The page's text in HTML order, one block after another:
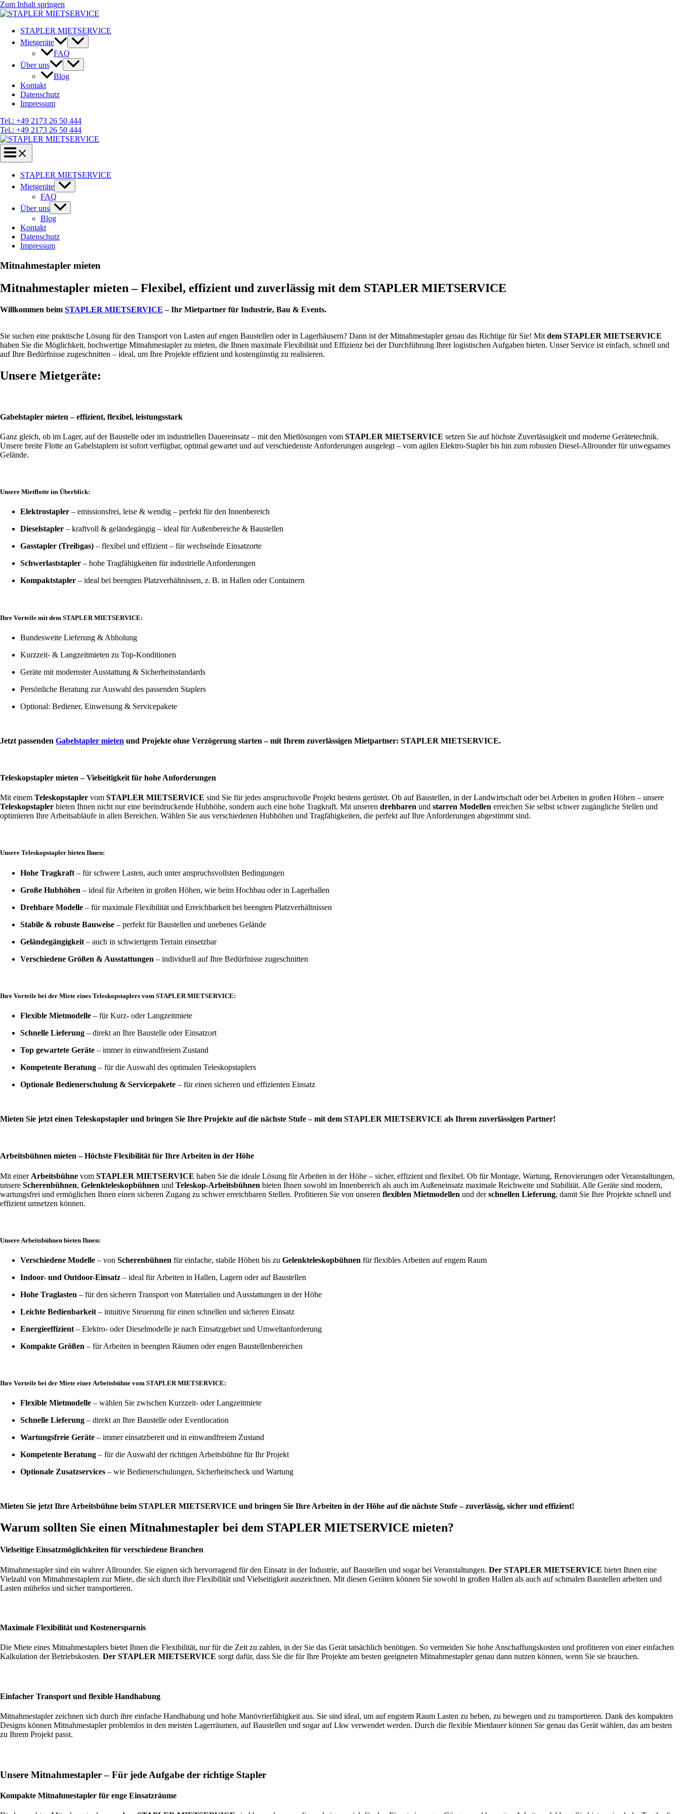
Zum Inhalt springen
STAPLER MIETSERVICE
Mietgeräte
FAQ
Über uns
Blog
Kontakt
Datenschutz
Impressum
Tel.: +49 2173 26 50 444
Tel.: +49 2173 26 50 444
STAPLER MIETSERVICE
Mietgeräte
FAQ
Über uns
Blog
Kontakt
Datenschutz
Impressum
Mitnahmestapler mieten
Mitnahmestapler mieten – Flexibel, effizient und zuverlässig mit dem STAPLER MIETSERVICE
Willkommen beim STAPLER MIETSERVICE – Ihr Mietpartner für Industrie, Bau & Events.
Sie suchen eine praktische Lösung für den Transport von Lasten auf engen Baustellen oder in Lagerhäusern? Dann ist der Mitnahmestapler genau das Richtige für Sie! Mit dem STAPLER MIETSERVICE
haben Sie die Möglichkeit, hochwertige Mitnahmestapler zu mieten, die Ihnen maximale Flexibilität und Effizienz bei der Durchführung Ihrer logistischen Aufgaben bieten. Unser Service ist einfach, schnell und
auf Ihre Bedürfnisse zugeschnitten – ideal, um Ihre Projekte effizient und kostengünstig zu realisieren.
Unsere Mietgeräte:
Gabelstapler mieten – effizient, flexibel, leistungsstark
Ganz gleich, ob im Lager, auf der Baustelle oder im industriellen Dauereinsatz – mit den Mietlösungen vom STAPLER MIETSERVICE setzen Sie auf höchste Zuverlässigkeit und moderne Gerätetechnik.
Unsere breite Flotte an Gabelstaplern ist sofort verfügbar, optimal gewartet und auf verschiedenste Anforderungen ausgelegt – vom agilen Elektro-Stapler bis hin zum robusten Diesel-Allrounder für unwegsames
Gelände.
Unsere Mietflotte im Überblick:
Elektrostapler – emissionsfrei, leise & wendig – perfekt für den Innenbereich
Dieselstapler – kraftvoll & geländegängig – ideal für Außenbereiche & Baustellen
Gasstapler (Treibgas) – flexibel und effizient – für wechselnde Einsatzorte
Schwerlaststapler – hohe Tragfähigkeiten für industrielle Anforderungen
Kompaktstapler – ideal bei beengten Platzverhältnissen, z. B. in Hallen oder Containern
Ihre Vorteile mit dem STAPLER MIETSERVICE:
Bundesweite Lieferung & Abholung
Kurzzeit- & Langzeitmieten zu Top-Konditionen
Geräte mit modernster Ausstattung & Sicherheitsstandards
Persönliche Beratung zur Auswahl des passenden Staplers
Optional: Bediener, Einweisung & Servicepakete
Jetzt passenden Gabelstapler mieten und Projekte ohne Verzögerung starten – mit Ihrem zuverlässigen Mietpartner: STAPLER MIETSERVICE.
Teleskopstapler mieten – Vielseitigkeit für hohe Anforderungen
Mit einem Teleskopstapler vom STAPLER MIETSERVICE sind Sie für jedes anspruchsvolle Projekt bestens gerüstet. Ob auf Baustellen, in der Landwirtschaft oder bei Arbeiten in großen Höhen – unsere
Teleskopstapler bieten Ihnen nicht nur eine beeindruckende Hubhöhe, sondern auch eine hohe Tragkraft. Mit unseren drehbaren und starren Modellen erreichen Sie selbst schwer zugängliche Stellen und
optimieren Ihre Arbeitsabläufe in allen Bereichen. Wählen Sie aus verschiedenen Hubhöhen und Tragfähigkeiten, die perfekt auf Ihre Anforderungen abgestimmt sind.
Unsere Teleskopstapler bieten Ihnen:
Hohe Tragkraft – für schwere Lasten, auch unter anspruchsvollsten Bedingungen
Große Hubhöhen – ideal für Arbeiten in großen Höhen, wie beim Hochbau oder in Lagerhallen
Drehbare Modelle – für maximale Flexibilität und Erreichbarkeit bei beengten Platzverhältnissen
Stabile & robuste Bauweise – perfekt für Baustellen und unebenes Gelände
Geländegängigkeit – auch in schwierigem Terrain einsetzbar
Verschiedene Größen & Ausstattungen – individuell auf Ihre Bedürfnisse zugeschnitten
Ihre Vorteile bei der Miete eines Teleskopstaplers vom STAPLER MIETSERVICE:
Flexible Mietmodelle – für Kurz- oder Langzeitmiete
Schnelle Lieferung – direkt an Ihre Baustelle oder Einsatzort
Top gewartete Geräte – immer in einwandfreiem Zustand
Kompetente Beratung – für die Auswahl des optimalen Teleskopstaplers
Optionale Bedienerschulung & Servicepakete – für einen sicheren und effizienten Einsatz
Mieten Sie jetzt einen Teleskopstapler und bringen Sie Ihre Projekte auf die nächste Stufe – mit dem STAPLER MIETSERVICE als Ihrem zuverlässigen Partner!
Arbeitsbühnen mieten – Höchste Flexibilität für Ihre Arbeiten in der Höhe
Mit einer Arbeitsbühne vom STAPLER MIETSERVICE haben Sie die ideale Lösung für Arbeiten in der Höhe – sicher, effizient und flexibel. Ob für Montage, Wartung, Renovierungen oder Veranstaltungen,
unsere Scherenbühnen, Gelenkteleskopbühnen und Teleskop-Arbeitsbühnen bieten Ihnen sowohl im Innenbereich als auch im Außeneinsatz maximale Reichweite und Stabilität. Alle Geräte sind modern,
wartungsfrei und ermöglichen Ihnen einen sicheren Zugang zu schwer erreichbaren Stellen. Profitieren Sie von unseren flexiblen Mietmodellen und derschnellen Lieferung, damit Sie Ihre Projekte schnell und
effizient umsetzen können.
Unsere Arbeitsbühnen bieten Ihnen:
Verschiedene Modelle – von Scherenbühnen für einfache, stabile Höhen bis zu Gelenkteleskopbühnen für flexibles Arbeiten auf engem Raum
Indoor- und Outdoor-Einsatz – ideal für Arbeiten in Hallen, Lagern oder auf Baustellen
Hohe Traglasten – für den sicheren Transport von Materialien und Ausstattungen in der Höhe
Leichte Bedienbarkeit – intuitive Steuerung für einen schnellen und sicheren Einsatz
Energieeffizient – Elektro- oder Dieselmodelle je nach Einsatzgebiet und Umweltanforderung
Kompakte Größen – für Arbeiten in beengten Räumen oder engen Baustellenbereichen
Ihre Vorteile bei der Miete einer Arbeitsbühne vom STAPLER MIETSERVICE:
Flexible Mietmodelle – wählen Sie zwischen Kurzzeit- oder Langzeitmiete
Schnelle Lieferung – direkt an Ihre Baustelle oder Eventlocation
Wartungsfreie Geräte – immer einsatzbereit und in einwandfreiem Zustand
Kompetente Beratung – für die Auswahl der richtigen Arbeitsbühne für Ihr Projekt
Optionale Zusatzservices – wie Bedienerschulungen, Sicherheitscheck und Wartung
Mieten Sie jetzt Ihre Arbeitsbühne beim STAPLER MIETSERVICE und bringen Sie Ihre Arbeiten in der Höhe auf die nächste Stufe – zuverlässig, sicher und effizient!
Warum sollten Sie einen Mitnahmestapler bei dem STAPLER MIETSERVICE mieten?
Vielseitige Einsatzmöglichkeiten für verschiedene Branchen
Mitnahmestapler sind ein wahrer Allrounder. Sie eignen sich hervorragend für den Einsatz in der Industrie, auf Baustellen und sogar bei Veranstaltungen. Der STAPLER MIETSERVICE bietet Ihnen eine
Vielzahl von Mitnahmestaplern zur Miete, die sich durch ihre Flexibilität und Vielseitigkeit auszeichnen. Mit diesen Geräten können Sie sowohl in großen Hallen als auch auf schmalen Baustellen arbeiten und
Lasten mühelos und sicher transportieren.
Maximale Flexibilität und Kostenersparnis
Die Miete eines Mitnahmestaplers bietet Ihnen die Flexibilität, nur für die Zeit zu zahlen, in der Sie das Gerät tatsächlich benötigen. So vermeiden Sie hohe Anschaffungskosten und profitieren von einer einfachen
Kalkulation der Betriebskosten. Der STAPLER MIETSERVICE sorgt dafür, dass Sie die für Ihre Projekte am besten geeigneten Mitnahmestapler genau dann nutzen können, wenn Sie sie brauchen.
Einfacher Transport und flexible Handhabung
Mitnahmestapler zeichnen sich durch ihre einfache Handhabung und hohe Manövrierfähigkeit aus. Sie sind ideal, um auf engstem Raum Lasten zu heben, zu bewegen und zu transportieren. Dank des kompakten
Designs können Mitnahmestapler problemlos in den meisten Lagerräumen, auf Baustellen und sogar auf Lkw verwendet werden. Durch die flexible Mietdauer können Sie genau das Gerät wählen, das am besten
zu Ihrem Projekt passt.
Unsere Mitnahmestapler – Für jede Aufgabe der richtige Stapler
Kompakte Mitnahmestapler für enge Einsatzräume